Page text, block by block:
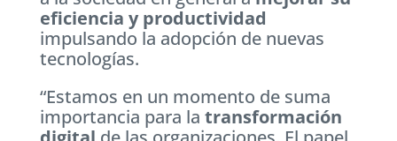
eficiencia y productividad
impulsando la adopción de nuevas
tecnologías.
“Estamos en un momento de suma
importancia para la transformación